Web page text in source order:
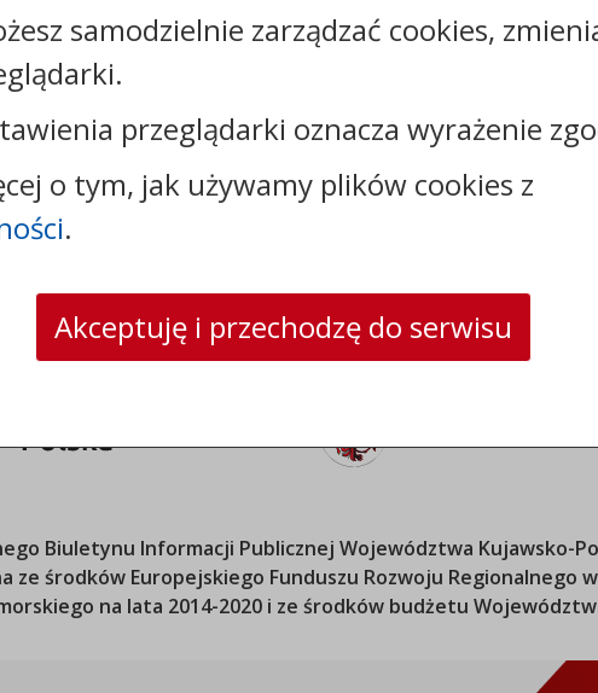
tel.:+48544130700
faks: +48544130777
e-mail:sekretariat@osir.wloclawek.pl
skrytka ePUAP: OSIR_WLOCLAWEK/SkrytkaESP
strona www:www.osir.wloclawek.pl
Biuletynu Informacji PublicznejWojewództwa Kujawsko-
ze środków Europejskiego Funduszu Rozwoju Regionalnego
na lata 2014-2020 i ze środków budżetu
samodzielnie zarządzać cookies,
przeglądarki oznacza wyrażenie
o tym, jak używamy plików cookies z
.
Akceptuję i przechodzę do serwisu